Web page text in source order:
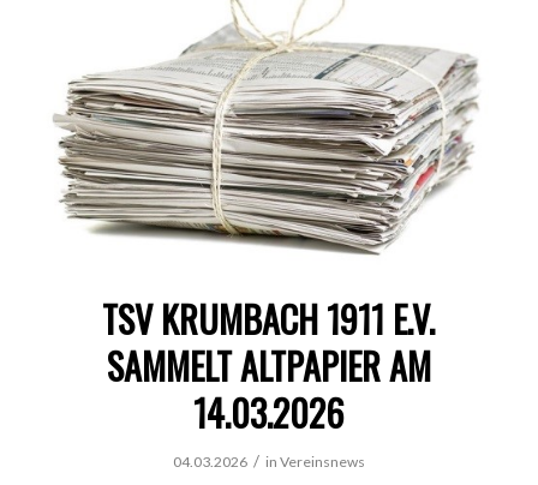
TSV KRUMBACH 1911 E.V.
SAMMELT ALTPAPIER AM
14.03.2026
04.03.2026 / in Vereinsnews